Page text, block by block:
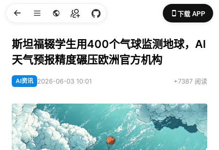
下载 APP
斯坦福辍学生用400个气球监测地球，AI
天气预报精度碾压欧洲官方机构
AI资讯 2026-06-03 10:01 +7387 阅读